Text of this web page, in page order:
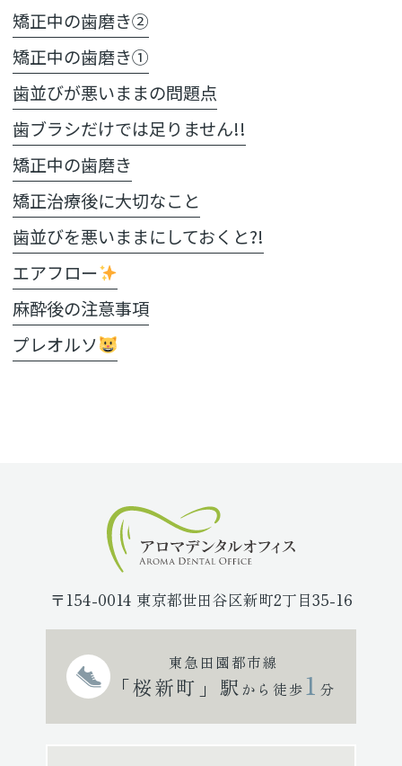
矯正中の歯磨き②
矯正中の歯磨き①
歯並びが悪いままの問題点
歯ブラシだけでは足りません!!
矯正中の歯磨き
矯正治療後に大切なこと
歯並びを悪いままにしておくと?!
エアフロー
麻酔後の注意事項
プレオルソ
〒154-0014 東京都世田谷区新町2丁目35-16
東急田園都市線
「桜新町」駅 から徒歩 1 分